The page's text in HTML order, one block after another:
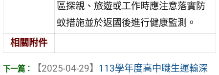
區探親、旅遊或工作時應注意落實防
蚊措施並於返國後進行健康監測。
相關附件
【2025-04-29】 113學年度高中職生運輸深